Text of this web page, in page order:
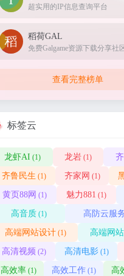
超实用的IP信息查询平台
稻荷GAL
免费Galgame资源下载分享社
查看完整榜单
标签云
龙虾AI (1) 龙岩 (1)
齐鲁民生 (1) 齐家网 (1)
黄页88网 (1) 魅力881 (1)
高音质 (1) 高防云服
高端网站设计(1) 高端网
高清视频 (2) 高清电影(1)
高效率(1) 高效工作(1) 高